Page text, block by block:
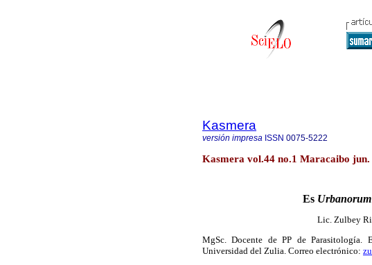
Kasmera
versión impresa ISSN 0075-5222
Kasmera vol.44 no.1 Maracaibo jun.
Es Urbanorum
Lic. Zulbey
MgSc. Docente de PP de Parasitología.
Universidad del Zulia. Correo electrónico: